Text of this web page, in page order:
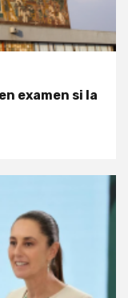
examen si la